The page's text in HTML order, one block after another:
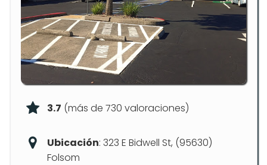
3.7 (más de 730 valoraciones)
Ubicación: 323 E Bidwell St, (95630)
Folsom